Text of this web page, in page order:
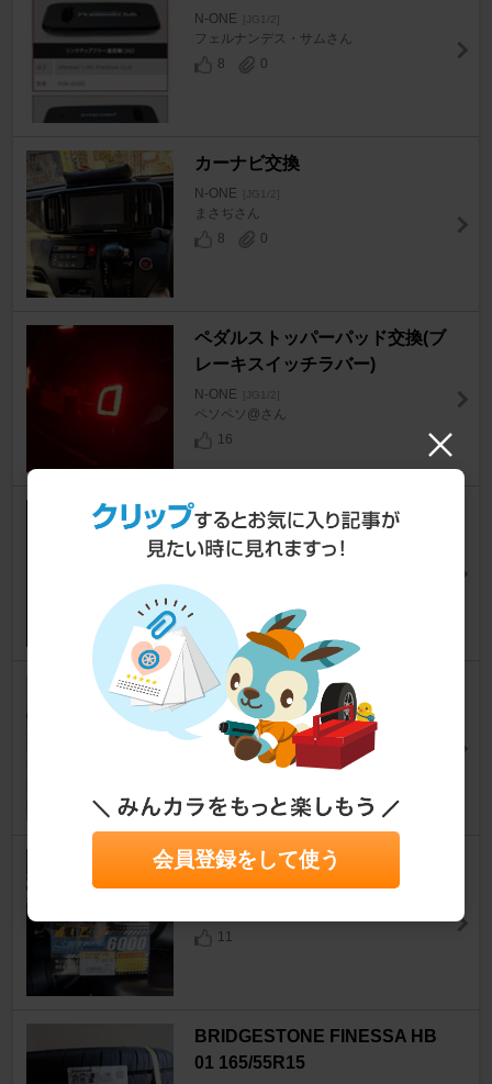
N-ONE [JG1/2]
フェルナンデス・サムさん
8
0
カーナビ交換
N-ONE [JG1/2]
まさぢさん
8
0
ペダルストッパーパッド交換(ブ
レーキスイッチラバー)
N-ONE [JG1/2]
ペソペソ@さん
16
スマートキーの電池交換
N-ONE [JG1/2]
ホンキートンクさん
N-ONE不具合 症状例
N-ONE [JG1/2]
M寄りさん
ヘッドライトバルブ交換
N-ONE [JG1/2]
11
BRIDGESTONE FINESSA HB
01 165/55R15
会員登録をして使う